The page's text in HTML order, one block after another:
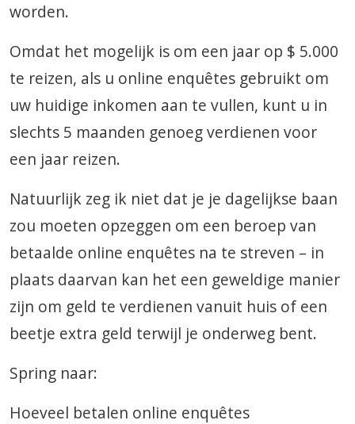
worden.
Omdat het mogelijk is om een ​​jaar op $ 5.000
te reizen, als u online enquêtes gebruikt om
uw huidige inkomen aan te vullen, kunt u in
slechts 5 maanden genoeg verdienen voor
een jaar reizen.
Natuurlijk zeg ik niet dat je je dagelijkse baan
zou moeten opzeggen om een ​​beroep van
betaalde online enquêtes na te streven – in
plaats daarvan kan het een geweldige manier
zijn om geld te verdienen vanuit huis of een
beetje extra geld terwijl je onderweg bent.
Spring naar:
Hoeveel betalen online enquêtes